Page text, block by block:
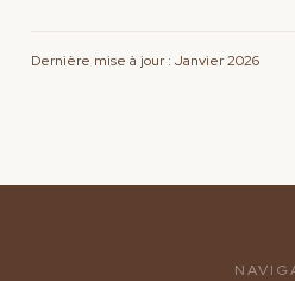
Dernière mise à jour : Janvier 2026